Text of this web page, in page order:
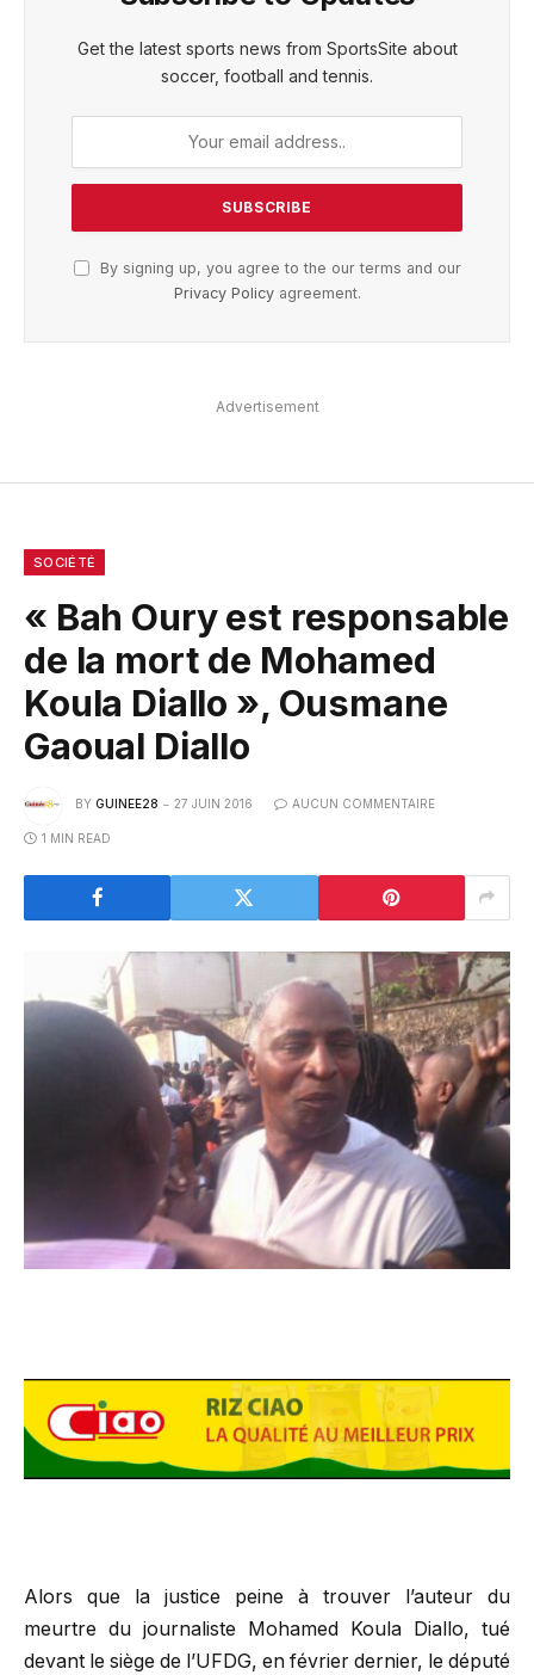
Get the latest sports news from SportsSite about
soccer, football and tennis.
By signing up, you agree to the our terms and our
Privacy Policyagreement.
Advertisement
SOCIÉTÉ
« Bah Oury est responsable
de la mort de Mohamed
Koula Diallo », Ousmane
Gaoual Diallo
BY GUINEE28 27 JUIN 2016 AUCUN COMMENTAIRE
1 MIN READ
Alors que la justice peine à trouver l’auteur du
meurtre du journaliste Mohamed Koula Diallo, tué
devant le siège de l’UFDG, en février dernier, le député